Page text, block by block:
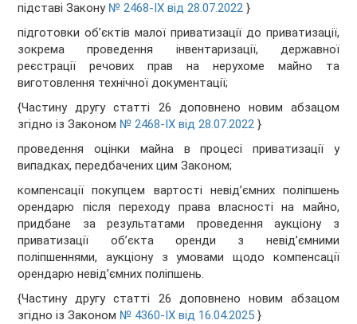
підставі Закону № 2468-IX від 28.07.2022 }
підготовки об’єктів малої приватизації до приватизації,
зокрема проведення інвентаризації, державної
реєстрації речових прав на нерухоме майно та
виготовлення технічної документації;
{Частину другу статті 26 доповнено новим абзацом
згідно із Законом № 2468-IX від 28.07.2022 }
проведення оцінки майна в процесі приватизації у
випадках, передбачених цим Законом;
компенсації покупцем вартості невід’ємних поліпшень
орендарю після переходу права власності на майно,
придбане за результатами проведення аукціону з
приватизації об’єкта оренди з невід’ємними
поліпшеннями, аукціону з умовами щодо компенсації
орендарю невід’ємних поліпшень.
{Частину другу статті 26 доповнено новим абзацом
згідно із Законом № 4360-IX від 16.04.2025 }